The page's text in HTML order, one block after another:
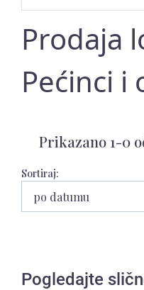
Prodaja
Pećinci i
Prikazano 1-0
Sortiraj:
po datumu
Pogledajte